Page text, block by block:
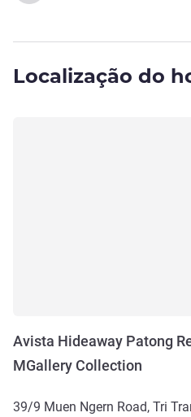
Localização do
Avista Hideaway Patong
MGallery Collection
39/9 Muen Ngern Road, Tri